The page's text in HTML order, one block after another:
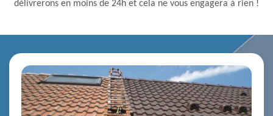
délivrerons en moins de 24h et cela ne vous engagera à rien !